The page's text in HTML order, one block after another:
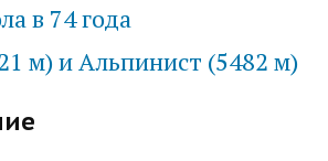
в 74 года
м) и Альпинист (5482 м)